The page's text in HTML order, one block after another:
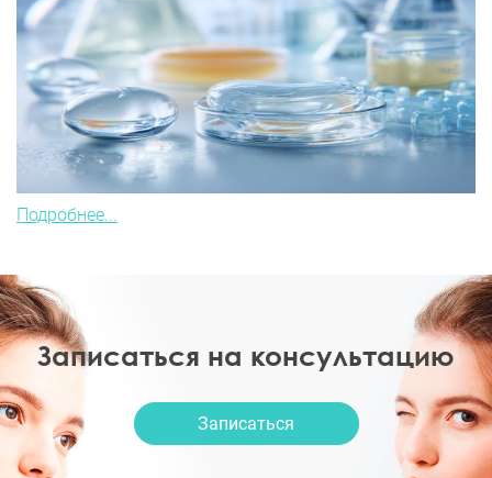
Подробнее...
Записаться на консультацию
Записаться